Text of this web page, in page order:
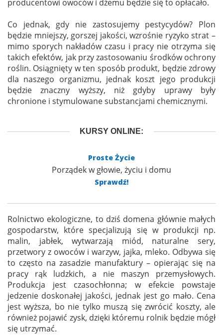
producentowi owoców i dżemu będzie się to opłacało.
Co jednak, gdy nie zastosujemy pestycydów? Plon
będzie mniejszy, gorszej jakości, wzrośnie ryzyko strat –
mimo sporych nakładów czasu i pracy nie otrzyma się
takich efektów, jak przy zastosowaniu środków ochrony
roślin. Osiągnięty w ten sposób produkt, będzie zdrowy
dla naszego organizmu, jednak koszt jego produkcji
będzie znaczny wyższy, niż gdyby uprawy były
chronione i stymulowane substancjami chemicznymi.
KURSY ONLINE:
Proste Życie
Porządek w głowie, życiu i domu
Sprawdź!
Rolnictwo ekologiczne, to dziś domena głównie małych
gospodarstw, które specjalizują się w produkcji np.
malin, jabłek, wytwarzają miód, naturalne sery,
przetwory z owoców i warzyw, jajka, mleko. Odbywa się
to często na zasadzie manufaktury – opierając się na
pracy rąk ludzkich, a nie maszyn przemysłowych.
Produkcja jest czasochłonna; w efekcie powstaje
jedzenie doskonałej jakości, jednak jest go mało. Cena
jest wyższa, bo nie tylko muszą się zwrócić koszty, ale
również pojawić zysk, dzięki któremu rolnik będzie mógł
się utrzymać.